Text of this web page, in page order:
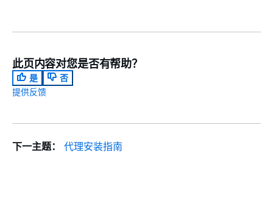
此页内容对您是否有帮助？
是
否
提供反馈
下一主题： 代理安装指南